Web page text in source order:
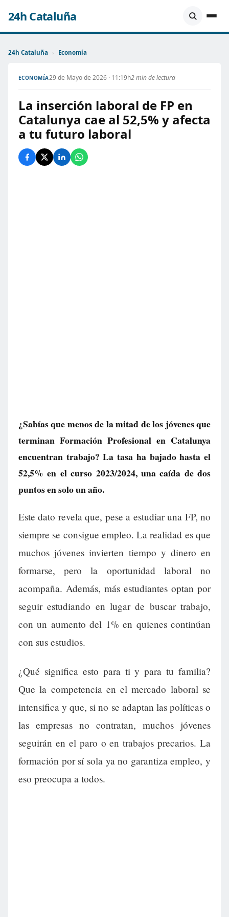
24h Cataluña
24h Cataluña › Economía
ECONOMÍA29 de Mayo de 2026 · 11:19h2 min de lectura
La inserción laboral de FP en
Catalunya cae al 52,5% y afecta
a tu futuro laboral
¿Sabías que menos de la mitad de los jóvenes que
terminan Formación Profesional en Catalunya
encuentran trabajo? La tasa ha bajado hasta el
52,5% en el curso 2023/2024, una caída de dos
puntos en solo un año.
Este dato revela que, pese a estudiar una FP, no
siempre se consigue empleo. La realidad es que
muchos jóvenes invierten tiempo y dinero en
formarse, pero la oportunidad laboral no
acompaña. Además, más estudiantes optan por
seguir estudiando en lugar de buscar trabajo,
con un aumento del 1% en quienes continúan
con sus estudios.
¿Qué significa esto para ti y para tu familia?
Que la competencia en el mercado laboral se
intensifica y que, si no se adaptan las políticas o
las empresas no contratan, muchos jóvenes
seguirán en el paro o en trabajos precarios. La
formación por sí sola ya no garantiza empleo, y
eso preocupa a todos.